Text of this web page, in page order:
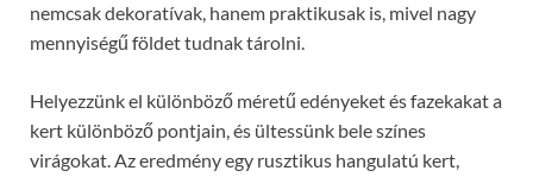
nemcsak dekoratívak, hanem praktikusak is, mivel nagy
mennyiségű földet tudnak tárolni.
Helyezzünk el különböző méretű edényeket és fazekakat a
kert különböző pontjain, és ültessünk bele színes
virágokat. Az eredmény egy rusztikus hangulatú kert,